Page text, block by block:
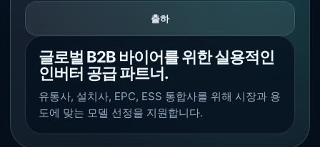
출하
글로벌 B2B 바이어를 위한 실용적인
인버터 공급 파트너.
유통사, 설치사, EPC, ESS 통합사를 위해 시장과 용
도에 맞는 모델 선정을 지원합니다.